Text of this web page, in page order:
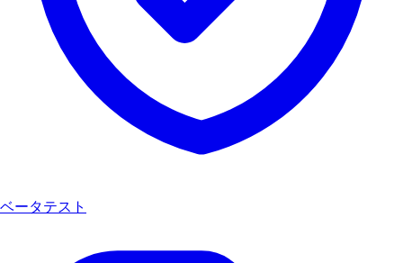
ベータテスト